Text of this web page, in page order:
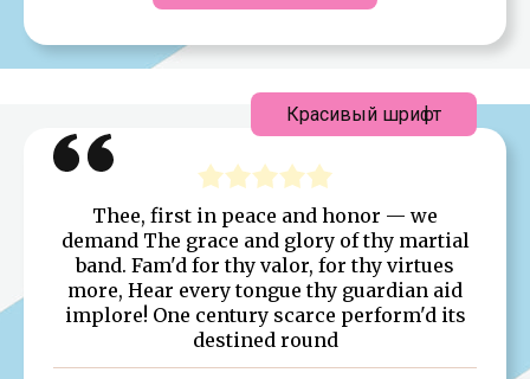
Thee, first in peace and honor — we
demand The grace and glory of thy martial
band. Fam'd for thy valor, for thy virtues
more, Hear every tongue thy guardian aid
implore! One century scarce perform'd its
destined round
Красивый шрифт